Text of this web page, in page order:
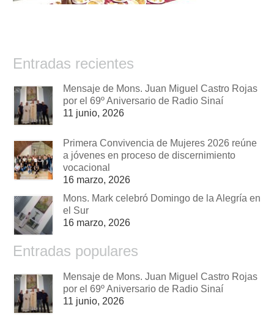
Entradas recientes
Mensaje de Mons. Juan Miguel Castro Rojas
por el 69º Aniversario de Radio Sinaí
11 junio, 2026
Primera Convivencia de Mujeres 2026 reúne
a jóvenes en proceso de discernimiento
vocacional
16 marzo, 2026
Mons. Mark celebró Domingo de la Alegría en
el Sur
16 marzo, 2026
Entradas populares
Mensaje de Mons. Juan Miguel Castro Rojas
por el 69º Aniversario de Radio Sinaí
11 junio, 2026